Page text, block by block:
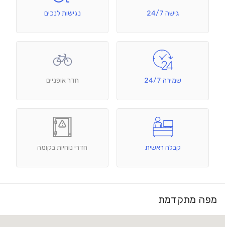
גישה 24/7 נגישות לנכים
שמירה 24/7 חדר אופניים
קבלה ראשית חדרי נוחיות בקומה
מפה מתקדמת